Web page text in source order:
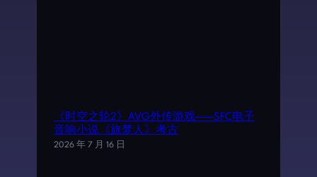
《时空之轮2》AVG外传游戏——SFC电子
音响小说《旅梦人》考古
2026 年 7 月 16 日